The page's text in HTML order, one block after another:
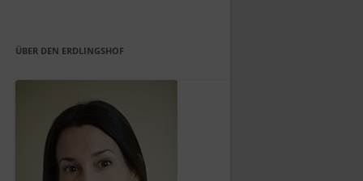
ÜBER DEN ERDLINGSHOF